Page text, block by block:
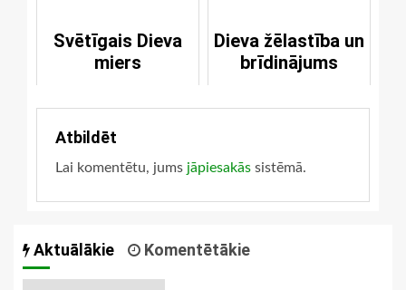
Svētīgais Dieva
miers
Dieva žēlastība un
brīdinājums
Atbildēt
Lai komentētu, jums jāpiesakās sistēmā.
Aktuālākie Komentētākie